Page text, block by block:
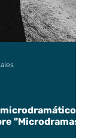
"Microdramas".